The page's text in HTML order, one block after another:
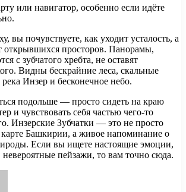
или навигатор, особенно если идёте
вы почувствуете, как уходит усталость, а
открывшихся просторов. Панорамы,
с зубчатого хребта, не оставят
Видны бескрайние леса, скальные
Инзер и бесконечное небо.
подольше — просто сидеть на краю
и чувствовать себя частью чего-то
Инзерские Зубчатки — это не просто
карте Башкирии, а живое напоминание о
Если вы ищете настоящие эмоции,
пейзажи, то вам точно сюда.